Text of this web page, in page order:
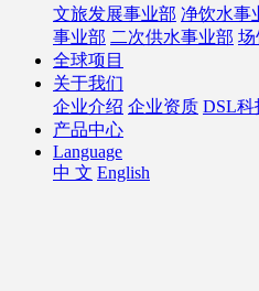
文旅发展事业部 净饮水事
事业部 二次供水事业部 场
全球项目
关于我们
企业介绍 企业资质 DSL科
产品中心
Language
中 文 English